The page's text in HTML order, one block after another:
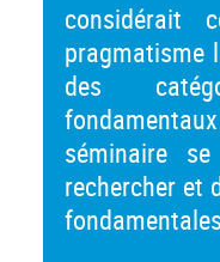
considérait
pragmatisme
des
séminaire
rechercher et